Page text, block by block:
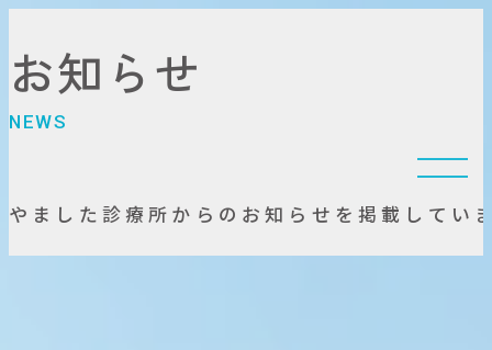
お知 らせ
N EWS
や ま し た 診療所 か ら の お知 ら せ を掲載 し て い